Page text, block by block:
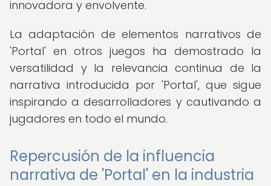
innovadora y envolvente.
La adaptación de elementos narrativos de
'Portal' en otros juegos ha demostrado la
versatilidad y la relevancia continua de la
narrativa introducida por 'Portal', que sigue
inspirando a desarrolladores y cautivando a
jugadores en todo el mundo.
Repercusión de la influencia
narrativa de 'Portal' en la industria